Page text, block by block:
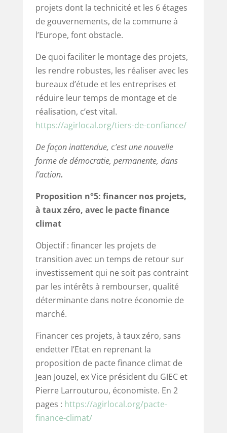
projets dont la technicité et les 6 étages
de gouvernements, de la commune à
l’Europe, font obstacle.
De quoi faciliter le montage des projets,
les rendre robustes, les réaliser avec les
bureaux d’étude et les entreprises et
réduire leur temps de montage et de
réalisation, c’est vital.
https://agirlocal.org/tiers-de-confiance/
De façon inattendue, c’est une nouvelle
forme de démocratie, permanente, dans
l’action.
Proposition n°5: financer nos projets,
à taux zéro, avec le pacte finance
climat
Objectif : financer les projets de
transition avec un temps de retour sur
investissement qui ne soit pas contraint
par les intérêts à rembourser, qualité
déterminante dans notre économie de
marché.
Financer ces projets, à taux zéro, sans
endetter l’Etat en reprenant la
proposition de pacte finance climat de
Jean Jouzel, ex Vice président du GIEC et
Pierre Larrouturou, économiste. En 2
pages : https://agirlocal.org/pacte-
finance-climat/